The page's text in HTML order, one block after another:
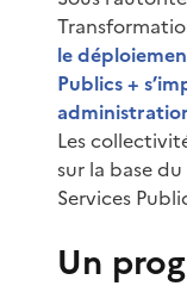
le
Publics +
Les
sur la base
Services
Un